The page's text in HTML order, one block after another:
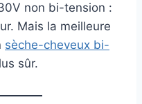
non bi-tension :
Mais la meilleure
sèche-cheveux bi-
sûr.